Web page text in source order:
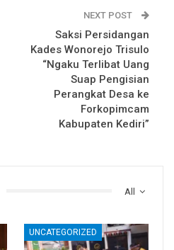
NEXT POST
Saksi Persidangan
Kades Wonorejo Trisulo
“Ngaku Terlibat Uang
Suap Pengisian
Perangkat Desa ke
Forkopimcam
Kabupaten Kediri”
All
UNCATEGORIZED